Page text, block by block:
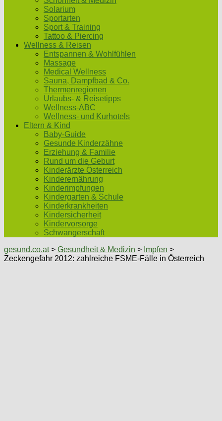
Solarium
Sportarten
Sport & Training
Tattoo & Piercing
Wellness & Reisen
Entspannen & Wohlfühlen
Massage
Medical Wellness
Sauna, Dampfbad & Co.
Thermenregionen
Urlaubs- & Reisetipps
Wellness-ABC
Wellness- und Kurhotels
Eltern & Kind
Baby-Guide
Gesunde Kinderzähne
Erziehung & Familie
Rund um die Geburt
Kinderärzte Österreich
Kinderernährung
Kinderimpfungen
Kindergarten & Schule
Kinderkrankheiten
Kindersicherheit
Kindervorsorge
Schwangerschaft
gesund.co.at> Gesundheit & Medizin > Impfen >
Zeckengefahr 2012: zahlreiche FSME-Fälle in Österreich